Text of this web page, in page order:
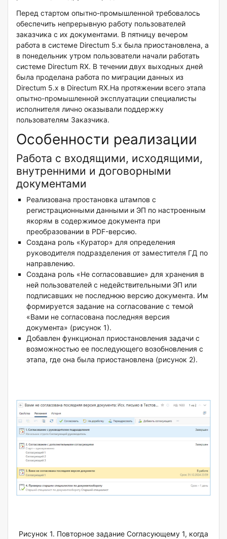
Перед стартом опытно-промышленной требовалось
обеспечить непрерывную работу пользователей
заказчика с их документами. В пятницу вечером
работа в системе Directum 5.x была приостановлена, а
в понедельник утром пользователи начали работать
системе Directum RX. В течении двух выходных дней
была проделана работа по миграции данных из
Directum 5.x в Directum RX.На протяжении всего этапа
опытно-промышленной эксплуатации специалисты
исполнителя лично оказывали поддержку
пользователям Заказчика.
Особенности реализации
Работа с входящими, исходящими,
внутренними и договорными
документами
Реализована простановка штампов с
регистрационными данными и ЭП по настроенным
якорям в содержимое документа при
преобразовании в PDF-версию.
Создана роль «Куратор» для определения
руководителя подразделения от заместителя ГД по
направлению.
Создана роль «Не согласовавшие» для хранения в
ней пользователей с недействительными ЭП или
подписавших не последнюю версию документа. Им
формируется задание на согласование с темой
«Вами не согласована последняя версия
документа» (рисунок 1).
Добавлен функционал приостановления задачи с
возможностью ее последующего возобновления с
этапа, где она была приостановлена (рисунок 2).
Рисунок 1. Повторное задание Согласующему 1, когда